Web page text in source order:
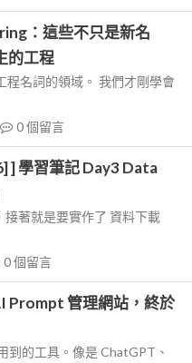
：這些不只是新名
的工程
名詞的領域。 我們才剛學會
0個留言
] 學習筆記 Day3 Data
著就是要實作了 資料下載
0個留言
Prompt 管理網站，終於
到的工具。像是 ChatGPT、